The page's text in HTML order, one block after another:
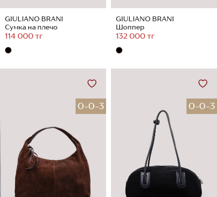
GIULIANO BRANI
Сумка на плечо
114 000 тг
GIULIANO BRANI
Шоппер
132 000 тг
0-0-3 0-0-3